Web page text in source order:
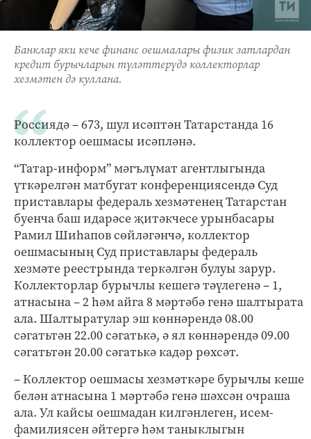
Банклар яки кече финанс оешмалары физик затлардан
кредит бурычларын түләттерүдә коллекторлар
хезмәтен дә куллана.
Россиядә – 673, шул исәптән Татарстанда 16
коллектор оешмасы исәпләнә.
“Татар-информ” мәгълүмат агентлыгында
үткәрелгән матбугат конференциясендә Суд
приставлары федераль хезмәтенең Татарстан
буенча баш идарәсе җитәкчесе урынбасары
Рамил Шиһапов сөйләгәнчә, коллектор
оешмасының Суд приставлары федераль
хезмәте реестрында теркәлгән булуы зарур.
Коллекторлар бурычлы кешегә тәүлегенә – 1,
атнасына – 2 һәм айга 8 мәртәбә генә шалтырата
ала. Шалтыратулар эш көннәрендә 08.00
сәгатьтән 22.00 сәгатькә, ә ял көннәрендә 09.00
сәгатьтән 20.00 сәгатькә кадәр рөхсәт.
– Коллектор оешмасы хезмәткәре бурычлы кеше
белән атнасына 1 мәртәбә генә шәхсән очраша
ала. Ул кайсы оешмадан килгәнлеген, исем-
фамилиясен әйтергә һәм таныклыгын